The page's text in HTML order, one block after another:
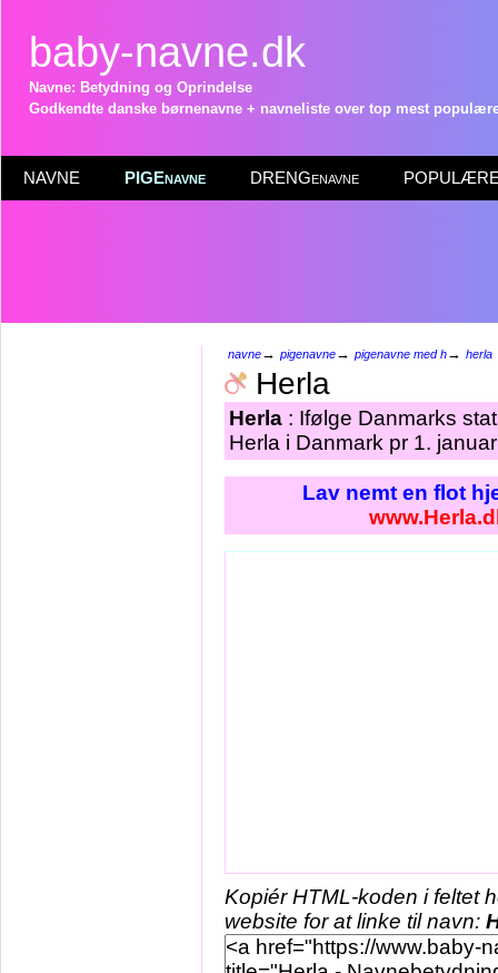
baby-navne.dk
Navne: Betydning og Oprindelse
Godkendte danske børnenavne + navneliste over top mest
NAVNE PIGEnavne DRENGenavne POPULÆRE
navne→ pigenavne→ pigenavne med h→ herla
Herla
Herla : Ifølge Danmarks
Herla i Danmark pr 1.
Lav nemt en flot
Kopiér HTML-koden i feltet
website for at linke til navn: